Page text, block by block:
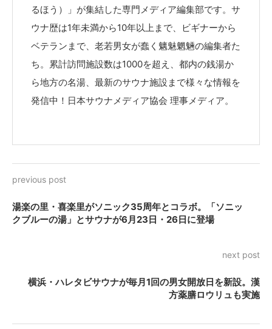
るほう）」が集結した専門メディア編集部です。サ
ウナ歴は1年未満から10年以上まで、ビギナーから
ベテランまで、老若男女が蠢く魑魅魍魎の編集者た
ち。累計訪問施設数は1000を超え、都内の銭湯か
ら地方の名湯、最新のサウナ施設まで様々な情報を
発信中！日本サウナメディア協会 理事メディア。
previous post
湯楽の里・喜楽里がソニック35周年とコラボ。「ソニッ
クブルーの湯」とサウナが6月23日・26日に登場
next post
横浜・ハレタビサウナが毎月1回の男女開放日を新設。漢
方薬膳ロウリュも実施